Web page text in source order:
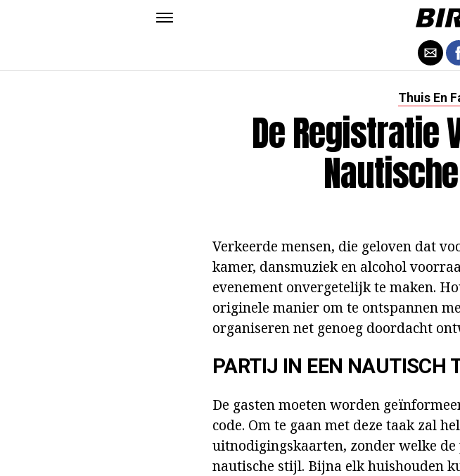
Thuis En
De Registratie
Verkeerde mensen, die geloven dat
kamer, dansmuziek en alcohol
evenement onvergetelijk te maken.
originele manier om te ontspannen
organiseren net genoeg doordacht
PARTIJ IN EEN NAUTISCH
De gasten moeten worden
code. Om te gaan met deze taak zal
uitnodigingskaarten, zonder welke
nautische stijl. Bijna elk huishouden